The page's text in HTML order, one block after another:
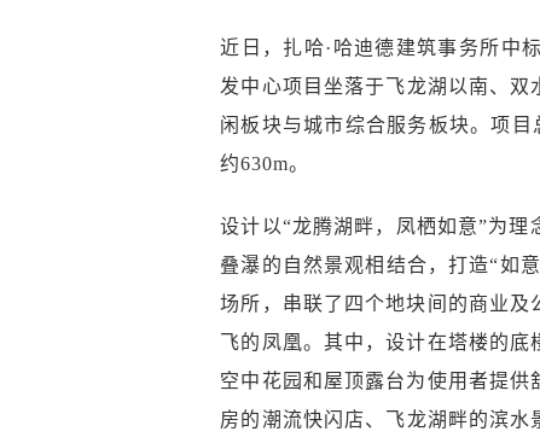
近日，扎哈·哈迪德建筑事务所中
发中心项目坐落于飞龙湖以南、
闲板块与城市综合服务板块。项
约630m。
设计以“龙腾湖畔，凤栖如意”为
叠瀑的自然景观相结合，打造“如
场所，串联了四个地块间的商业
飞的凤凰。其中，设计在塔楼的
空中花园和屋顶露台为使用者提
房的潮流快闪店、飞龙湖畔的滨